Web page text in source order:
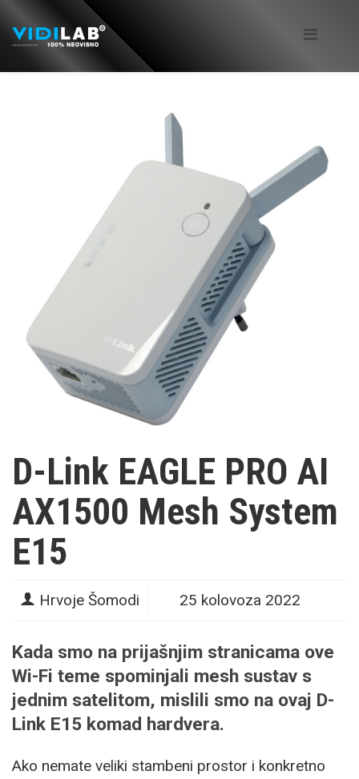
D-Link EAGLE PRO AI
AX1500 Mesh System
E15
Hrvoje Šomodi 25 kolovoza 2022
Kada smo na prijašnjim stranicama ove
Wi-Fi teme spominjali mesh sustav s
jednim satelitom, mislili smo na ovaj D-
Link E15 komad hardvera.
Ako nemate veliki stambeni prostor i konkretno